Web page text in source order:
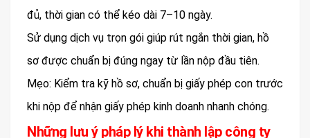
đủ, thời gian có thể kéo dài 7–10 ngày.
Sử dụng dịch vụ trọn gói giúp rút ngắn thời gian, hồ
sơ được chuẩn bị đúng ngay từ lần nộp đầu tiên.
Mẹo: Kiểm tra kỹ hồ sơ, chuẩn bị giấy phép con trước
khi nộp để nhận giấy phép kinh doanh nhanh chóng.
Những lưu ý pháp lý khi thành lập công ty